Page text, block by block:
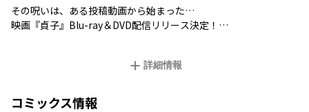
その呪いは、ある投稿動画から始まった…
映画『貞子』Blu-ray＆DVD配信リリース決定！
レンタル・デジタル配信開始！
2019年10月30日（水）
詳細情報
コミックス情報